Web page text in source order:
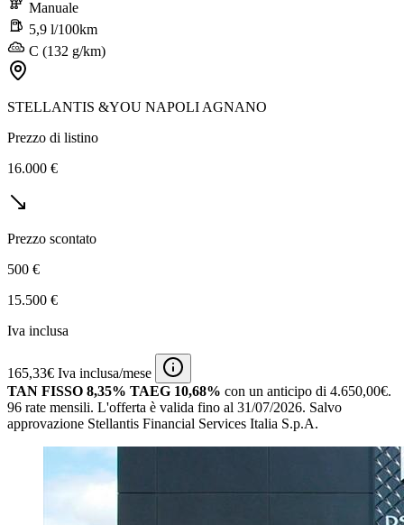
Manuale
5,9 l/100km
C (132 g/km)
STELLANTIS &YOU NAPOLI AGNANO
Prezzo di listino
16.000 €
Prezzo scontato
500 €
15.500 €
Iva inclusa
165,33€ Iva inclusa/mese
TAN FISSO 8,35% TAEG 10,68% con un anticipo di 4.650,00€.
96 rate mensili. L'offerta è valida fino al 31/07/2026. Salvo
approvazione Stellantis Financial Services Italia S.p.A.